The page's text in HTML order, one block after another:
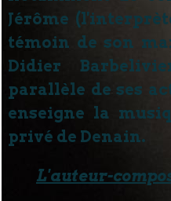
Jérôme
témoin de son
Didier
parallèle de ses
enseigne la
privé de Denain.
L'auteur-